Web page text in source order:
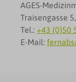
AGES-
Traisengasse
Tel.: +43 (0)50
E-Mail: